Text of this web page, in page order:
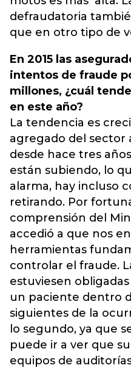
defraudatoria
que en otro tipo de
En 2015 las
intentos de fraude
millones, ¿cuál
en este año?
La tendencia es
agregado del sector
desde hace tres
están subiendo, lo
alarma, hay incluso
retirando. Por
comprensión del
accedió a que nos
herramientas
controlar el fraude.
estuviesen
un paciente dentro
siguientes de la
lo segundo, ya que
puede ir a ver que
equipos de